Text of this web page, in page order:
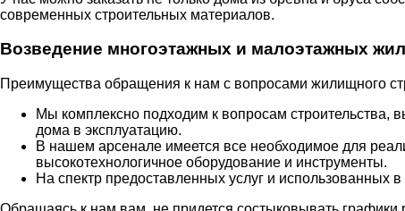
современных строительных материалов.
Возведение многоэтажных и малоэтажных
Преимущества обращения к нам с вопросами жилищного
Мы комплексно подходим к вопросам строительства,
дома в эксплуатацию.
В нашем арсенале имеется все необходимое для
высокотехнологичное оборудование и инструменты.
На спектр предоставленных услуг и использованных